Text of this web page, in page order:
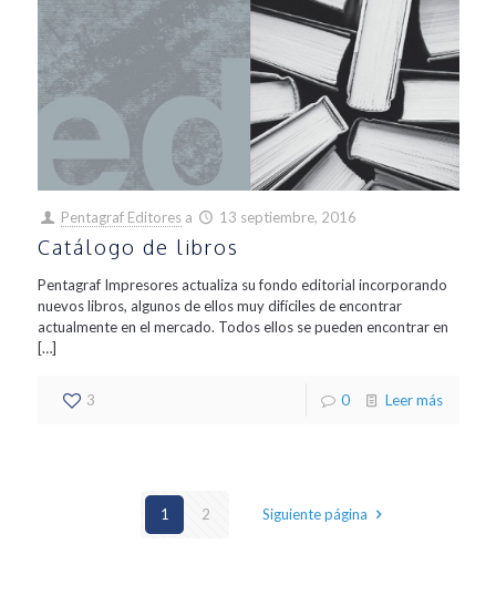
Pentagraf Editores a 13 septiembre, 2016
Catálogo de libros
Pentagraf Impresores actualiza su fondo editorial incorporando
nuevos libros, algunos de ellos muy difíciles de encontrar
actualmente en el mercado. Todos ellos se pueden encontrar en
[…]
3 0 Leer más
1 2 Siguiente página